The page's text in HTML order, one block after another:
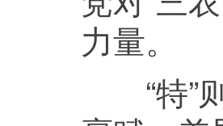
力量。
“特”则